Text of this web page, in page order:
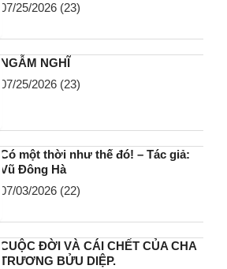
07/25/2026 (23)
NGẪM NGHĨ
07/25/2026 (23)
Có một thời như thế đó! – Tác giả:
Vũ Đông Hà
07/03/2026 (22)
CUỘC ĐỜI VÀ CÁI CHẾT CỦA CHA
TRƯƠNG BỬU DIỆP.